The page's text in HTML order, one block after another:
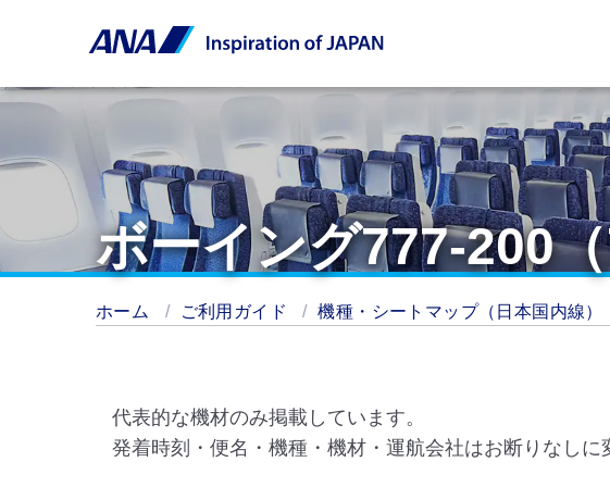
ボーイング777-200
ホーム ご利用ガイド 機種・シートマップ（日本国内線）
代表的な機材のみ掲載しています。
発着時刻・便名・機種・機材・運航会社はお断りなしに